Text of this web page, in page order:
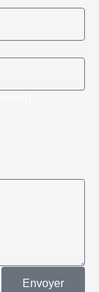
Envoyer